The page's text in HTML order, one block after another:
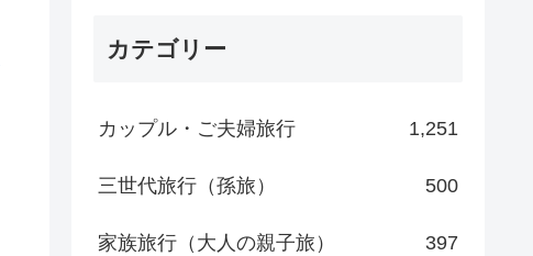
カテゴリー
カップル・ご夫婦旅行 1,251
三世代旅行（孫旅） 500
家族旅行（大人の親子旅） 397